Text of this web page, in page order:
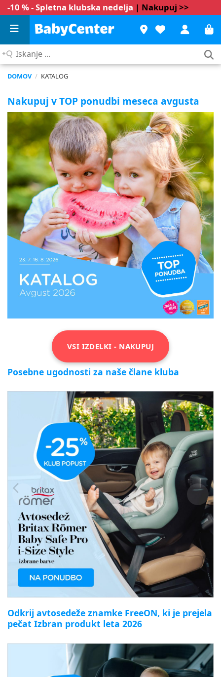
-10 % - Spletna klubska nedelja | Nakupuj >>
Iskanje
DOMOV / KATALOG
Nakupuj v TOP ponudbi meseca avgusta
VSI IZDELKI - NAKUPUJ
Posebne ugodnosti za naše člane kluba
Odkrij avtosedeže znamke FreeON, ki je prejela
pečat Izbran produkt leta 2026